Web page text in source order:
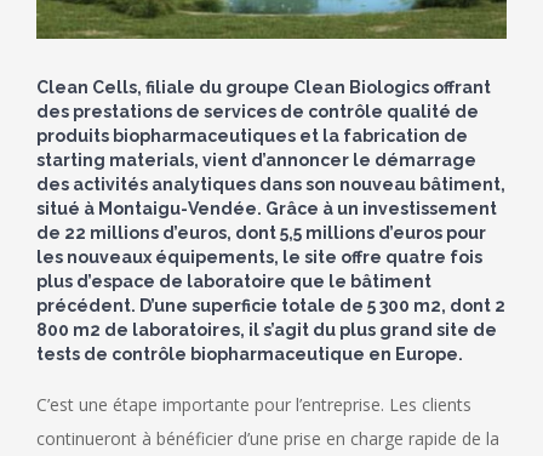
Clean Cells, filiale du groupe Clean Biologics offrant
des prestations de services de contrôle qualité de
produits biopharmaceutiques et la fabrication de
starting materials, vient d’annoncer le démarrage
des activités analytiques dans son nouveau bâtiment,
situé à Montaigu-Vendée. Grâce à un investissement
de 22 millions d’euros, dont 5,5 millions d’euros pour
les nouveaux équipements, le site offre quatre fois
plus d’espace de laboratoire que le bâtiment
précédent. D’une superficie totale de 5 300 m2, dont 2
800 m2 de laboratoires, il s’agit du plus grand site de
tests de contrôle biopharmaceutique en Europe.
C’est une étape importante pour l’entreprise. Les clients
continueront à bénéficier d’une prise en charge rapide de la